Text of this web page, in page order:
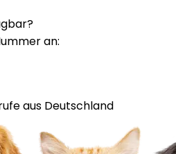
an:
aus Deutschland